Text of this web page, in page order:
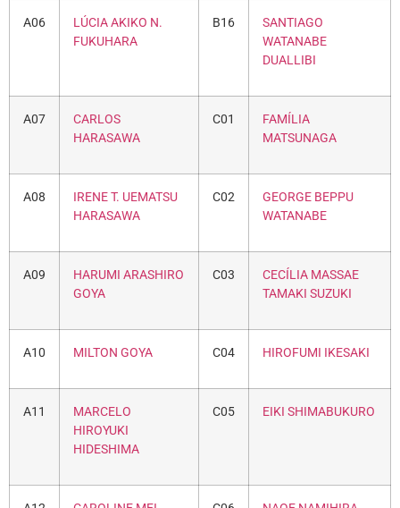
A06
LÚCIA AKIKO N.
FUKUHARA
B16
SANTIAGO
WATANABE
DUALLIBI
A07
CARLOS
HARASAWA
C01
FAMÍLIA
MATSUNAGA
A08
IRENE T. UEMATSU
HARASAWA
C02
GEORGE BEPPU
WATANABE
A09
HARUMI ARASHIRO
GOYA
C03
CECÍLIA MASSAE
TAMAKI SUZUKI
A10 MILTON GOYA C04 HIROFUMI IKESAKI
A11
MARCELO
HIROYUKI
HIDESHIMA
C05 EIKI SHIMABUKURO